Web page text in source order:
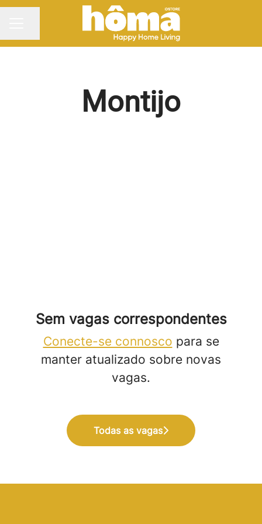
MENU DE CARREIRAS
Partilhar página
Montijo
Sem vagas correspondentes
Conecte-se connosco para se
manter atualizado sobre novas
vagas.
Todas as vagas